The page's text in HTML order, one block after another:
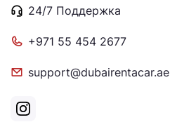
24/7 Поддержка
+971 55 454 2677
support@dubairentacar.ae